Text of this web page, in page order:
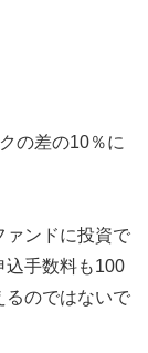
の差の10％に
ァンドに投資で
込手数料も100
るのではないで